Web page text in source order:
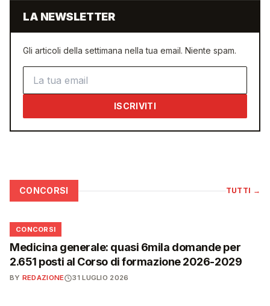
LA NEWSLETTER
Gli articoli della settimana nella tua email. Niente spam.
ISCRIVITI
CONCORSI TUTTI →
📋
CONCORSI
Medicina generale: quasi 6mila domande per
2.651 posti al Corso di formazione 2026-2029
BY REDAZIONE 31 LUGLIO 2026